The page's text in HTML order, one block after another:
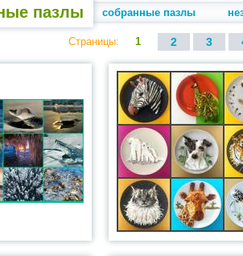
пазлы собранные пазлы
Страницы: 1 2 3